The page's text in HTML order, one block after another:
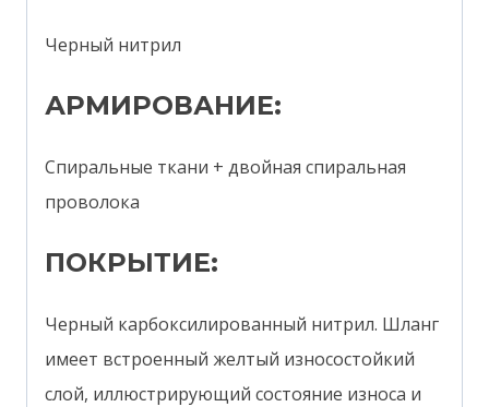
Черный нитрил
АРМИРОВАНИЕ:
Спиральные ткани + двойная спиральная
проволока
ПОКРЫТИЕ:
Черный карбоксилированный нитрил. Шланг
имеет встроенный желтый износостойкий
слой, иллюстрирующий состояние износа и